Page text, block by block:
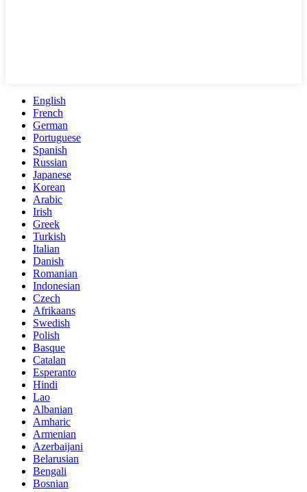
English
French
German
Portuguese
Spanish
Russian
Japanese
Korean
Arabic
Irish
Greek
Turkish
Italian
Danish
Romanian
Indonesian
Czech
Afrikaans
Swedish
Polish
Basque
Catalan
Esperanto
Hindi
Lao
Albanian
Amharic
Armenian
Azerbaijani
Belarusian
Bengali
Bosnian